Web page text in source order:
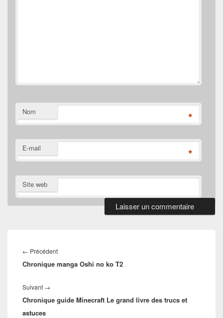
Nom *
E-mail *
Site web
de
l’article
← PrécédentArticle
précédent :
Chronique manga Oshi no ko T2
Suivant →
suivant :
Chronique guide Minecraft Le grand livre des trucs et
astuces